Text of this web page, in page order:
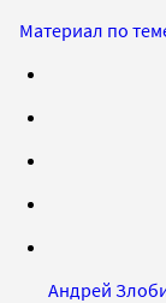
Материал по
Андрей